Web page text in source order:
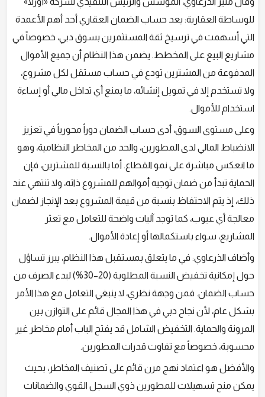
للوساطة العقارية: يعد حساب الضمان العقاري أحد أهم الأعمدة
التي أسهمت في ترسيخ ثقة المستثمرين بسوق دبي، خصوصاً في
مشاريع البيع على المخطط. يضمن هذا النظام أن جميع الأموال
المدفوعة من المشترين تودع في حساب مستقل لكل مشروع،
ولا تستخدم إلا في تمويل إنشائه، ما يمنع أي تداخل مالي أو إساءة
استخدام للأموال.
وعلى مستوى السوق، أدى حساب الضمان دوراً محورياً في تعزيز
الانضباط المالي لدى المطورين، والحد من المخاطر النظامية، وهو
ما انعكس مباشرة على نمو القطاع. أما بالنسبة للمشترين، فإن
الحماية تبدأ من ضمان توجيه أموالهم للمشروع ذاته، ولا تنتهي عند
ذلك، إذ يتم الاحتفاظ بنسبة من قيمة المشروع بعد الإنجاز لضمان
معالجة أي عيوب، كما توجد آليات واضحة للتعامل مع تعثر
المشاريع، سواء باستكمالها أو إعادة الأموال.
وأضاف الذرعاوي: في ما يتعلق بمستقبل هذا النظام، يبرز تساؤل
حول إمكانية تخفيض النسبة المطلوبة (20–30%) لبدء الصرف من
حساب الضمان. فمن وجهة نظري، لا ينبغي التعامل مع هذا الأمر
بشكل عام، لأن نجاح دبي في هذا المجال قائم على التوازن بين
المرونة والحماية. التخفيض الشامل قد يفتح الباب أمام مخاطر غير
محسوبة، خصوصاً مع تفاوت قدرات المطورين.
والأفضل هو اعتماد نهج مرن قائم على تصنيف المخاطر، بحيث
يمكن منح تسهيلات للمطورين ذوي السجل القوي والضمانات